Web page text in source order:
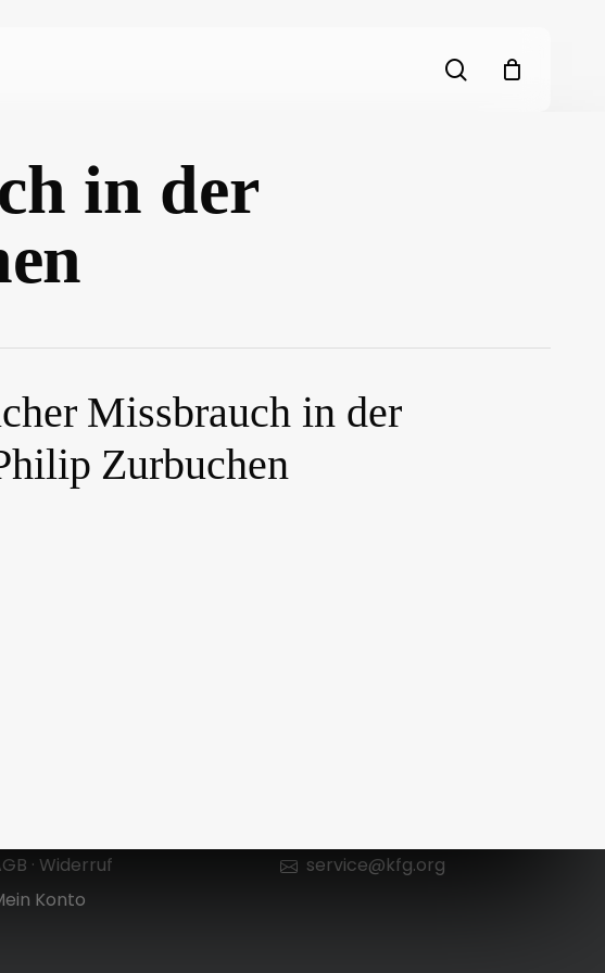
search
in der
Missbrauch in der
Zurbuchen
· Widerruf
Konto
service@kfg.org